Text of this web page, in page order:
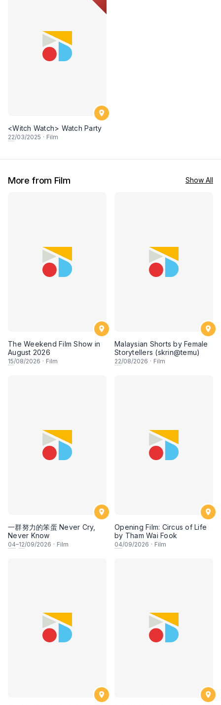
<Witch Watch> Watch Party
22/03/2025 · Film
More from Film Show All
The Weekend Film Show in
August 2026
15/08/2026 · Film
Malaysian Shorts by Female
Storytellers (skrin@temu)
22/08/2026 · Film
一群努力的笨蛋 Never Cry,
Never Know
04–12/09/2026 · Film
Opening Film: Circus of Life
by Tham Wai Fook
04/09/2026 · Film